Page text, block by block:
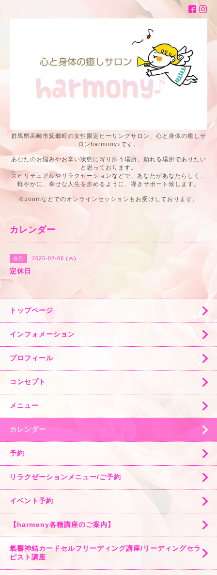
群馬県高崎市箕郷町の女性限定ヒーリングサロン、心と身体の癒しサ
ロンharmony♪です。
あなたのお悩みやお辛い状態に寄り添う場所、頼れる場所でありたい
と思っております。
スピリチュアルやリラクゼーションなどで、あなたがあなたらしく、
軽やかに、幸せな人生を歩めるように、導きサポート致します。
※zoomなどでのオンラインセッションもお受けしております、
カレンダー
休日 2025-02-06 (木)
定休日
トップページ
インフォメーション
プロフィール
コンセプト
メニュー
カレンダー
予約
リラクゼーションメニュー/ご予約
イベント予約
【harmony各種講座のご案内】
氣響神結カードセルフリーディング講座/リーディングセラ
ピスト講座